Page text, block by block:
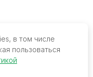
в том числе
пользоваться